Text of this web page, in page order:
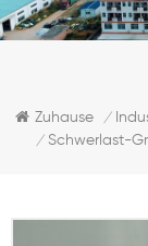
Zuhause /
/ Schwerlast-